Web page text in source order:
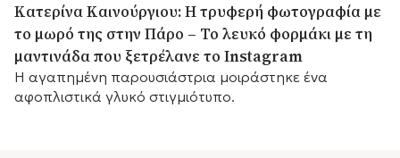
Κατερίνα Καινούργιου: Η τρυφερή φωτογραφία με
το μωρό της στην Πάρο – Το λευκό φορμάκι με τη
μαντινάδα που ξετρέλανε το Instagram
Η αγαπημένη παρουσιάστρια μοιράστηκε ένα
αφοπλιστικά γλυκό στιγμιότυπο.